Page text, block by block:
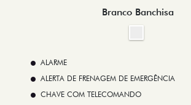
Branco Banchisa
ALARME
ALERTA DE FRENAGEM DE EMERGÊNCIA
CHAVE COM TELECOMANDO